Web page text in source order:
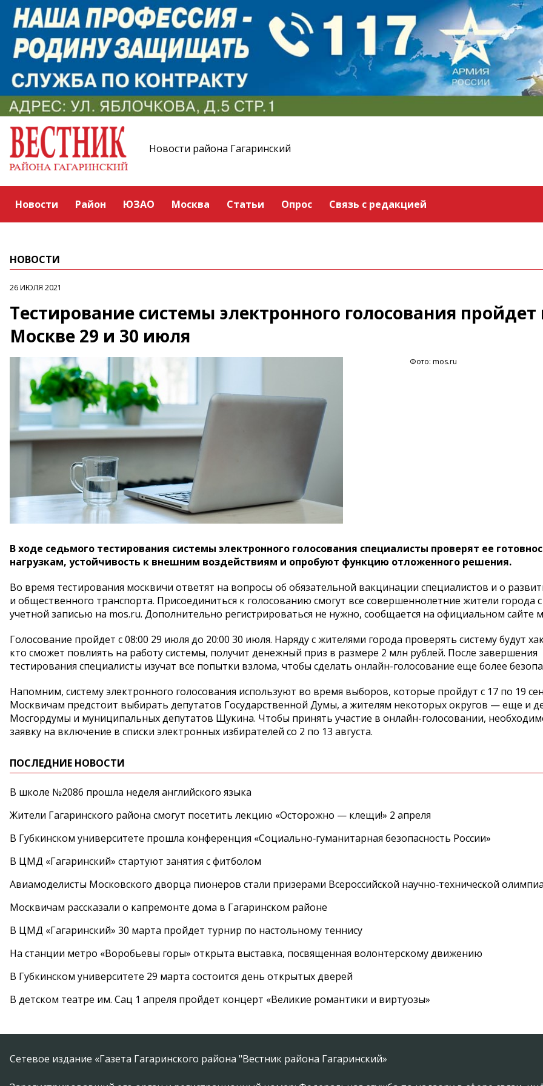
Новости района Гагаринский
Новости Район ЮЗАО Москва Статьи Опрос Связь с редакцией
НОВОСТИ
26 ИЮЛЯ 2021
Тестирование системы электронного голосования пройдет
Москве 29 и 30 июля
Фото: mos.ru
В ходе седьмого тестирования системы электронного голосования специалисты проверят ее
нагрузкам, устойчивость к внешним воздействиям и опробуют функцию отложенного решения.
Во время тестирования москвичи ответят на вопросы об обязательной вакцинации специалистов и о
и общественного транспорта. Присоединиться к голосованию смогут все совершеннолетние жители города
учетной записью на mos.ru. Дополнительно регистрироваться не нужно, сообщается на официальном сайте
Голосование пройдет с 08:00 29 июля до 20:00 30 июля. Наряду с жителями города проверять систему будут
кто сможет повлиять на работу системы, получит денежный приз в размере 2 млн рублей. После завершения
тестирования специалисты изучат все попытки взлома, чтобы сделать онлайн-голосование еще более
Напомним, систему электронного голосования используют во время выборов, которые пройдут с 17 по 19
Москвичам предстоит выбирать депутатов Государственной Думы, а жителям некоторых округов — еще и
Мосгордумы и муниципальных депутатов Щукина. Чтобы принять участие в онлайн-голосовании,
заявку на включение в списки электронных избирателей со 2 по 13 августа.
ПОСЛЕДНИЕ НОВОСТИ
В школе №2086 прошла неделя английского языка
Жители Гагаринского района смогут посетить лекцию «Осторожно — клещи!» 2 апреля
В Губкинском университете прошла конференция «Социально‑гуманитарная безопасность России»
В ЦМД «Гагаринский» стартуют занятия с фитболом
Авиамоделисты Московского дворца пионеров стали призерами Всероссийской научно‑технической
Москвичам рассказали о капремонте дома в Гагаринском районе
В ЦМД «Гагаринский» 30 марта пройдет турнир по настольному теннису
На станции метро «Воробьевы горы» открыта выставка, посвященная волонтерскому движению
В Губкинском университете 29 марта состоится день открытых дверей
В детском театре им. Сац 1 апреля пройдет концерт «Великие романтики и виртуозы»
Сетевое издание «Газета Гагаринского района "Вестник района Гагаринский»